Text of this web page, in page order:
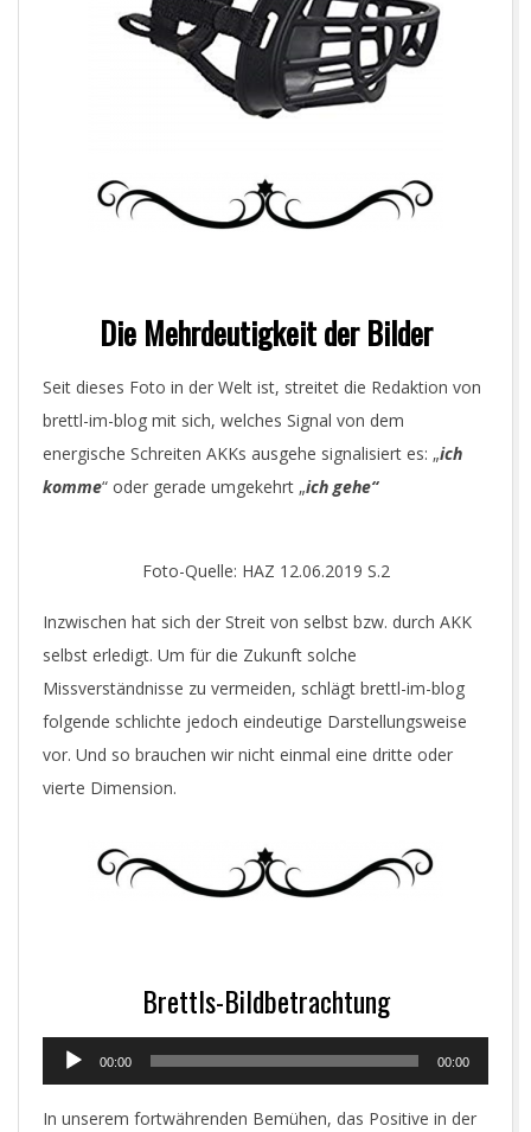
Die Mehrdeutigkeit der Bilder
Seit dieses Foto in der Welt ist, streitet die Redaktion von
brettl-im-blog mit sich, welches Signal von dem
energische Schreiten AKKs ausgehe signalisiert es: „ich
komme“ oder gerade umgekehrt „ich gehe“
Foto-Quelle: HAZ 12.06.2019 S.2
Inzwischen hat sich der Streit von selbst bzw. durch AKK
selbst erledigt. Um für die Zukunft solche
Missverständnisse zu vermeiden, schlägt brettl-im-blog
folgende schlichte jedoch eindeutige Darstellungsweise
vor. Und so brauchen wir nicht einmal eine dritte oder
vierte Dimension.
Brettls-Bildbetrachtung
Audio-
Player
00:00 00:00
In unserem fortwährenden Bemühen, das Positive in der